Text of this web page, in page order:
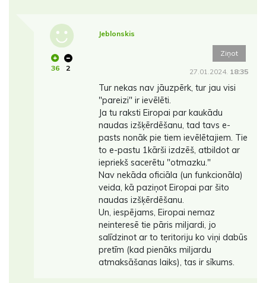
36 2
Jeblonskis
Ziņot
27.01.2024. 18:35
Tur nekas nav jāuzpērk, tur jau visi
"pareizi" ir ievēlēti.
Ja tu raksti Eiropai par kaukādu
naudas izšķērdēšanu, tad tavs e-
pasts nonāk pie tiem ievēlētajiem. Tie
to e-pastu 1kārši izdzēš, atbildot ar
iepriekš sacerētu "otmazku."
Nav nekāda oficiāla (un funkcionāla)
veida, kā paziņot Eiropai par šito
naudas izšķērdēšanu.
Un, iespējams, Eiropai nemaz
neinteresē tie pāris miljardi, jo
salīdzinot ar to teritoriju ko viņi dabūs
pretīm (kad pienāks miljardu
atmaksāšanas laiks), tas ir sīkums.